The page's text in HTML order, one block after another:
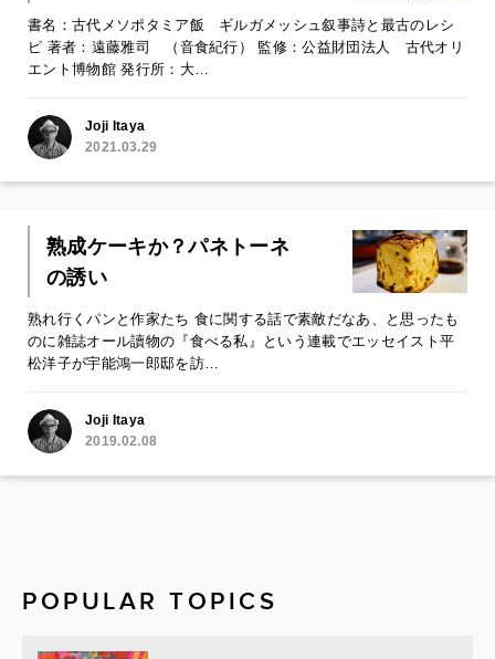
書名：古代メソポタミア飯 ギルガメッシュ叙事詩と最古のレシ
ピ 著者：遠藤雅司 （音食紀行） 監修：公益財団法人 古代オリ
エント博物館 発行所：大…
Joji Itaya
2021.03.29
熟成ケーキか？パネトーネ
の誘い
熟れ行くパンと作家たち 食に関する話で素敵だなあ、と思ったも
のに雑誌オール讀物の『食べる私』という連載でエッセイスト平
松洋子が宇能鴻一郎邸を訪…
Joji Itaya
2019.02.08
POPULAR TOPICS